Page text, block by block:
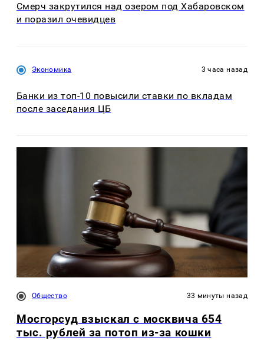
Смерч закрутился над озером под Хабаровском
и поразил очевидцев
Экономика 3 часа назад
Банки из топ-10 повысили ставки по вкладам
после заседания ЦБ
Общество 33 минуты назад
Мосгорсуд взыскал с москвича 654
тыс. рублей за потоп из-за кошки